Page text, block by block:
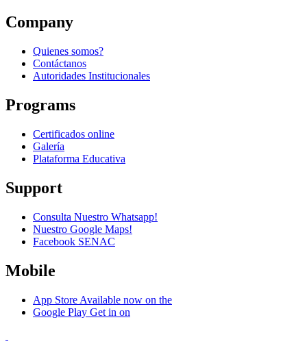
Company
Quienes somos?
Contáctanos
Autoridades Institucionales
Programs
Certificados online
Galería
Plataforma Educativa
Support
Consulta Nuestro Whatsapp!
Nuestro Google Maps!
Facebook SENAC
Mobile
App Store Available now on the
Google Play Get in on